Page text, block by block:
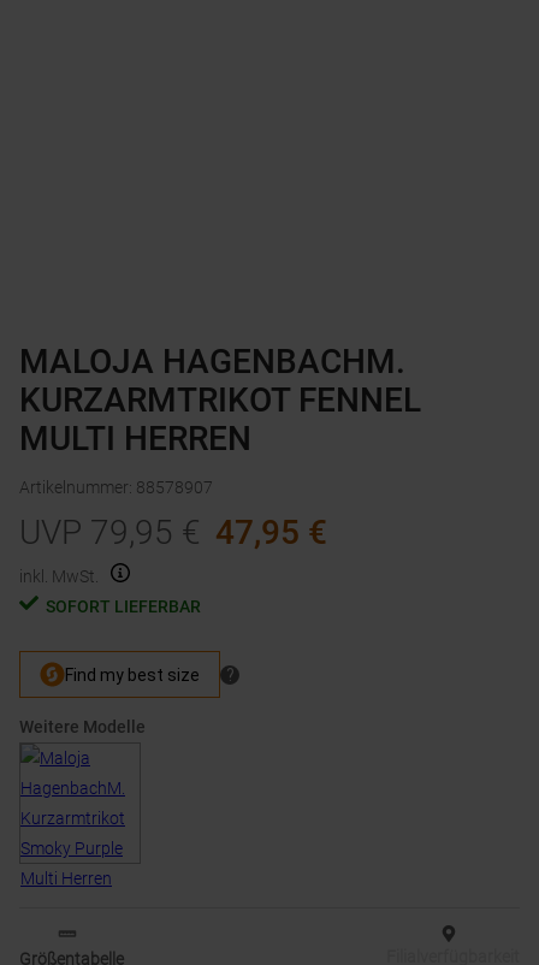
MALOJA HAGENBACHM.
KURZARMTRIKOT FENNEL
MULTI HERREN
Artikelnummer: 88578907
UVP 79,95 € 47,95 €
inkl. MwSt.
SOFORT LIEFERBAR
Weitere Modelle
Größentabelle